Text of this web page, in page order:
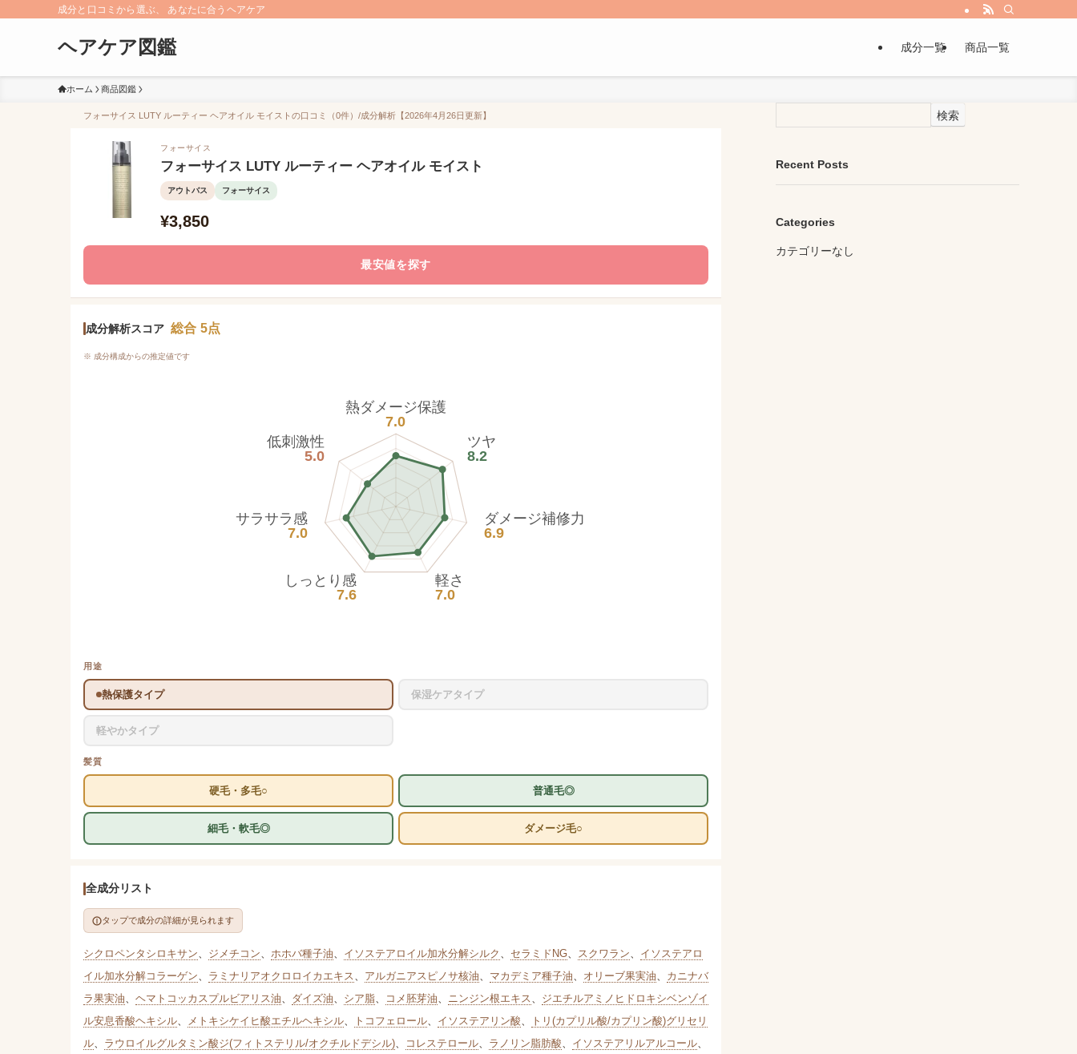
成分と口コミから選ぶ、 あなたに合うヘアケア
ヘアケア図鑑 成分一覧 商品一覧
ホーム 商品図鑑
フォーサイス LUTY ルーティー ヘアオイル モイストの口コミ（0件）/成分解析【2026年4月26日更新】
フォーサイス
フォーサイス LUTY ルーティー ヘアオイル モイスト
アウトバス フォーサイス
¥3,850
最安値を探す
成分解析スコア 総合 5点
※ 成分構成からの推定値です
熱ダメージ保護
7.0
ツヤ
8.2
ダメージ補修力
6.9
軽さ
7.0
しっとり感
7.6
サラサラ感
7.0
低刺激性
5.0
用途
熱保護タイプ 保湿ケアタイプ
軽やかタイプ
髪質
硬毛・多毛○ 普通毛◎
細毛・軟毛◎ ダメージ毛○
全成分リスト
タップで成分の詳細が見られます
シクロペンタシロキサン、 ジメチコン、 ホホバ種子油、 イソステアロイル加水分解シルク 、 セラミドNG、 スクワラン、 イソステアロ
イル加水分解コラーゲン、 ラミナリアオクロロイカエキス、 アルガニアスピノサ核油、 マカデミア種子油、 オリーブ果実油、 カニナバ
ラ果実油、 ヘマトコッカスプルビアリス油、 ダイズ油、 シア脂、 コメ胚芽油、 ニンジン根エキス、 ジエチルアミノヒドロキシベンゾイ
ル安息香酸ヘキシル、 メトキシケイヒ酸エチルヘキシル、 トコフェロール、 イソステアリン酸、
トリ(カプリル酸/カプリン酸)グリセリ
ル、 ラウロイルグルタミン酸ジ(フィトステリル/オクチルドデシル)、 コレステロール、 ラノリン脂肪酸、 イソステアリルアルコール、
検索
Recent Posts
Categories
カテゴリーなし